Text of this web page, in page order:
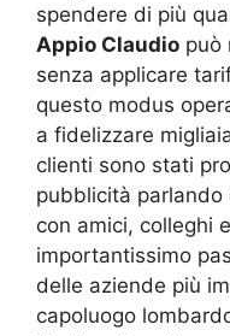
spendere di più
Appio Claudio può
senza applicare
questo modus
a fidelizzare
clienti sono stati
pubblicità
con amici, colleghi
importantissimo
delle aziende più
capoluogo